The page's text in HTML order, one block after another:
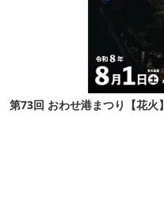
第73回 おわせ港まつり【花火】